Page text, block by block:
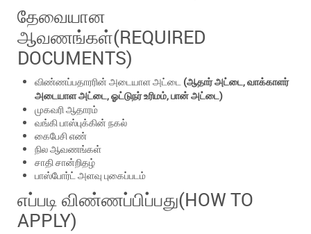
தேவையான
ஆவணங்கள்(REQUIRED
DOCUMENTS)
விண்ணப்பதாரரின் அடையாள அட்டை (ஆதார் அட்டை, வாக்காளர்
அடையாள அட்டை, ஓட்டுநர் உரிமம், பான் அட்டை)
முகவரி ஆதாரம்
வங்கி பாஸ்புக்கின் நகல்
கைபேசி எண்
நில ஆவணங்கள்
சாதி சான்றிதழ்
பாஸ்போர்ட் அளவு புகைப்படம்
எப்படி விண்ணப்பிப்பது(HOW TO
APPLY)